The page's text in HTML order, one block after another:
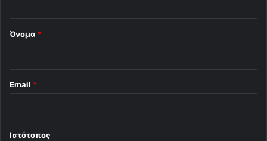
Όνομα *
Email *
Ιστότοπος